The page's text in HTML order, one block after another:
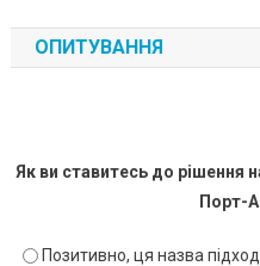
ОПИТУВАННЯ
Як ви ставитесь до рішення
Порт-
Позитивно, ця назва